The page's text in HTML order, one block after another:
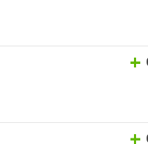
+
+